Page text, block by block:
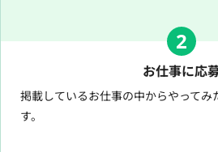
2
お仕事に応
掲載しているお仕事の中からやってみ
す。